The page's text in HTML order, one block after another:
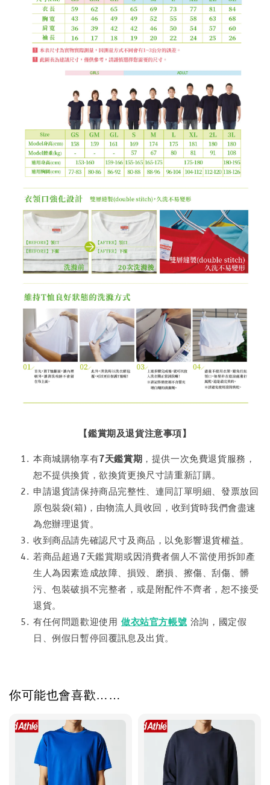
【鑑賞期及退貨注意事項】
本商城購物享有7天鑑賞期 ，提供一次免費退貨服務，
恕不提供換貨，欲換貨更換尺寸請重新訂購。
申請退貨請保持商品完整性、連同訂單明細、發票放回
原包裝袋(箱)，由物流人員收回，收到貨時我們會盡速
為您辦理退貨。
收到商品請先確認尺寸及商品，以免影響退貨權益。
若商品超過7天鑑賞期或因消費者個人不當使用拆卸產
生人為因素造成故障、損毀、磨損、擦傷、刮傷、髒
污、包裝破損不完整者，或是附配件不齊者，恕不接受
退貨。
有任何問題歡迎使用 做衣站官方帳號 洽詢，國定假
日、例假日暫停回覆訊息及出貨。
你可能也會喜歡……